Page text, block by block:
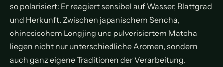
so polarisiert: Er reagiert sensibel auf Wasser, Blattgrad
und Herkunft. Zwischen japanischem Sencha,
chinesischem Longjing und pulverisiertem Matcha
liegen nicht nur unterschiedliche Aromen, sondern
auch ganz eigene Traditionen der Verarbeitung.